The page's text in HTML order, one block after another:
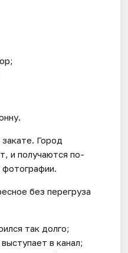
Город
и получаются по-
без перегруза
так долго;
в канал;